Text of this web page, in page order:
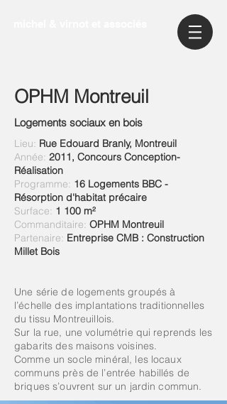
OPHM Montreuil
Logements sociaux en bois
Lieu: Rue Edouard Branly, Montreuil
Année: 2011, Concours Conception-
Réalisation
Programme: 16 Logements BBC -
Résorption d'habitat précaire
Surface: 1 100 m²
Commanditaire: OPHM Montreuil
Partenaire: Entreprise CMB : Construction
Millet Bois
Une série de logements groupés à
l’échelle des implantations traditionnelles
du tissu Montreuillois.
Sur la rue, une volumétrie qui reprends les
gabarits des maisons voisines.
Comme un socle minéral, les locaux
communs près de l’entrée habillés de
briques s’ouvrent sur un jardin commun.